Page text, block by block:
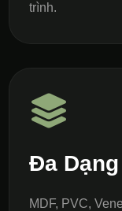
trình.
Đa
MDF, PVC,